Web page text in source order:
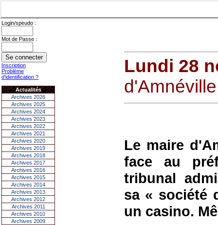
Login/speudo :
Mot de Passe :
Inscription
Problème
d'identification ?
Actualités
Archives 2026
Archives 2025
Archives 2024
Archives 2023
Archives 2022
Archives 2021
Archives 2020
Archives 2019
Archives 2018
Archives 2017
Archives 2016
Archives 2015
Archives 2014
Archives 2013
Archives 2012
Archives 2011
Archives 2010
Archives 2009
Lundi 28
Le maire
face au
tribunal
sa « société
un casino.